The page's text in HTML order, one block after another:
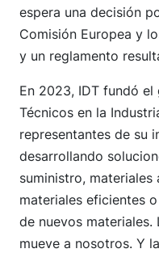
espera una decisión
Comisión Europea y
y un reglamento
En 2023, IDT fundó
Técnicos en la
representantes de su
desarrollando
suministro,
materiales eficientes
de nuevos materiales.
mueve a nosotros. Y